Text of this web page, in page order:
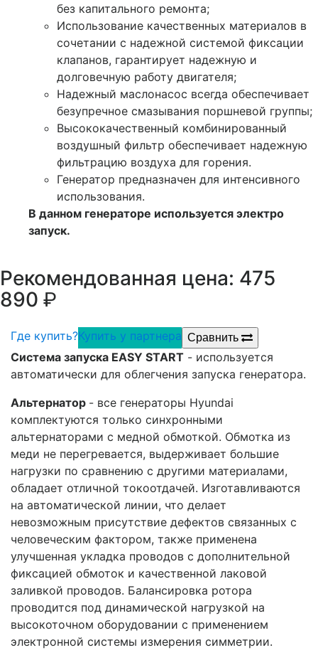
без капитального ремонта;
Использование качественных материалов в
сочетании с надежной системой фиксации
клапанов, гарантирует надежную и
долговечную работу двигателя;
Надежный маслонасос всегда обеспечивает
безупречное смазывания поршневой группы;
Высококачественный комбинированный
воздушный фильтр обеспечивает надежную
фильтрацию воздуха для горения.
Генератор предназначен для интенсивного
использования.
В данном генераторе используется электро
запуск.
Рекомендованная цена: 475
890 р.
Где купить?Купить у партнера Сравнить
Система запуска EASY START - используется
автоматически для облегчения запуска генератора.
Альтернатор - все генераторы Hyundai
комплектуются только синхронными
альтернаторами с медной обмоткой. Обмотка из
меди не перегревается, выдерживает большие
нагрузки по сравнению с другими материалами,
обладает отличной токоотдачей. Изготавливаются
на автоматической линии, что делает
невозможным присутствие дефектов связанных с
человеческим фактором, также применена
улучшенная укладка проводов с дополнительной
фиксацией обмоток и качественной лаковой
заливкой проводов. Балансировка ротора
проводится под динамической нагрузкой на
высокоточном оборудовании с применением
электронной системы измерения симметрии.